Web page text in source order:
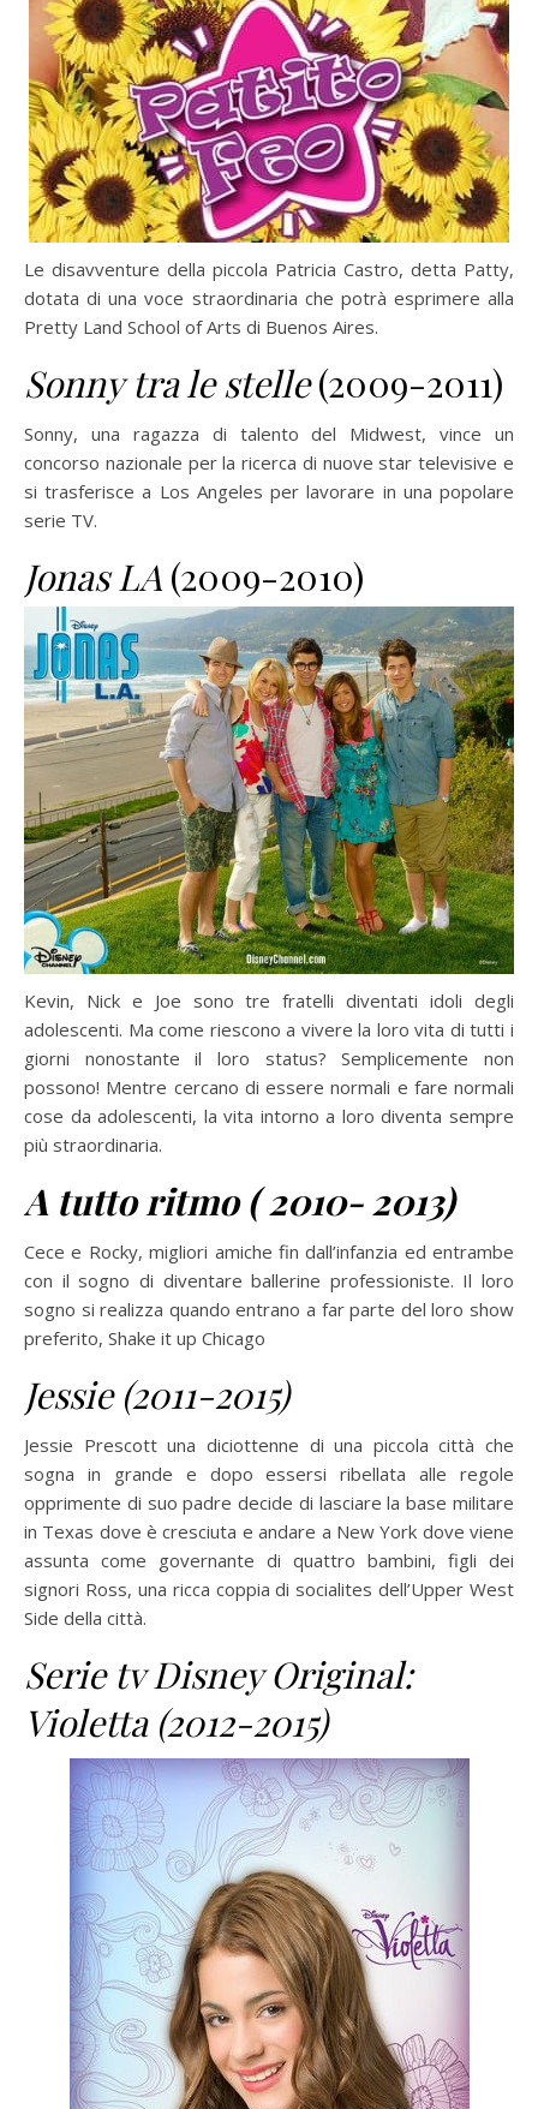
Le disavventure della piccola Patricia Castro, detta Patty,
dotata di una voce straordinaria che potrà esprimere alla
Pretty Land School of Arts di Buenos Aires.
Sonny tra le stelle(2009-2011)
Sonny, una ragazza di talento del Midwest, vince un
concorso nazionale per la ricerca di nuove star televisive e
si trasferisce a Los Angeles per lavorare in una popolare
serie TV.
Jonas LA(2009-2010)
Kevin, Nick e Joe sono tre fratelli diventati idoli degli
adolescenti. Ma come riescono a vivere la loro vita di tutti i
giorni nonostante il loro status? Semplicemente non
possono! Mentre cercano di essere normali e fare normali
cose da adolescenti, la vita intorno a loro diventa sempre
più straordinaria.
A tutto ritmo ( 2010- 2013)
Cece e Rocky, migliori amiche fin dall’infanzia ed entrambe
con il sogno di diventare ballerine professioniste. Il loro
sogno si realizza quando entrano a far parte del loro show
preferito, Shake it up Chicago
Jessie (2011-2015)
Jessie Prescott una diciottenne di una piccola città che
sogna in grande e dopo essersi ribellata alle regole
opprimente di suo padre decide di lasciare la base militare
in Texas dove è cresciuta e andare a New York dove viene
assunta come governante di quattro bambini, figli dei
signori Ross, una ricca coppia di socialites dell’Upper West
Side della città.
Serie tv Disney Original:
Violetta (2012-2015)